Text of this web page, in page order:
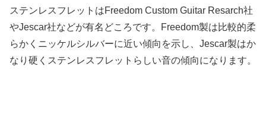
ステンレスフレットはFreedom Custom Guitar Resarch社
やJescar社などが有名どころです。Freedom製は比較的柔
らかくニッケルシルバーに近い傾向を示し、Jescar製はか
なり硬くステンレスフレットらしい音の傾向になります。